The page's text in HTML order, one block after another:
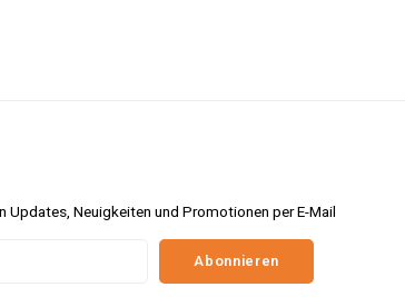
Updates, Neuigkeiten und Promotionen per E-Mail
Abonnieren